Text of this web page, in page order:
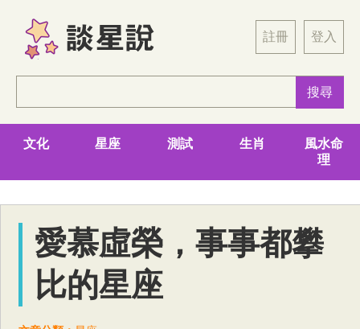
註冊 登入
文化 星座 測試 生肖
風水命
理
愛慕虛榮，事事都攀
比的星座